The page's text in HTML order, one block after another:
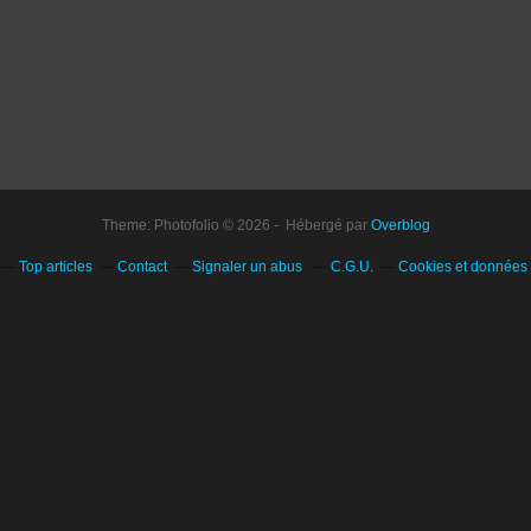
Theme: Photofolio © 2026 - Hébergé par Overblog
Top articles Contact Signaler un abus C.G.U. Cookies et